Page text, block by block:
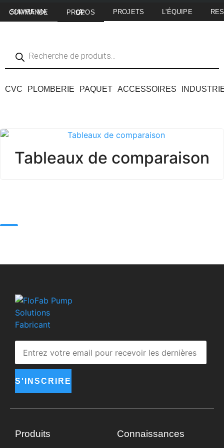
SUIVRE MA COMMANDE A PROPOS DE PROJETS L'ÉQUIPE
CVC PLOMBERIE PAQUET ACCESSOIRES
Tableaux de comparaison
S'INSCRIRE
Produits Connaissances